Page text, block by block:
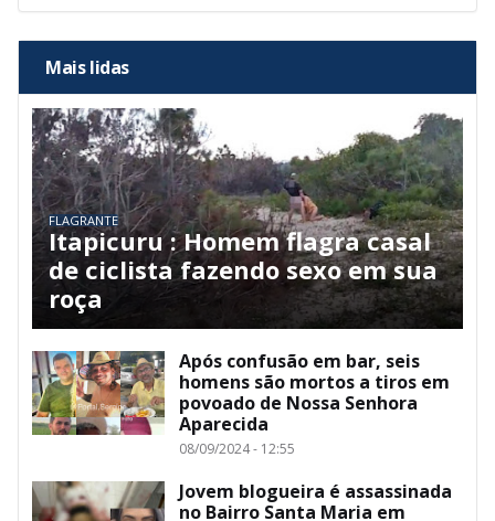
Mais lidas
FLAGRANTE
Itapicuru : Homem flagra casal
de ciclista fazendo sexo em sua
roça
Após confusão em bar, seis
homens são mortos a tiros em
povoado de Nossa Senhora
Aparecida
08/09/2024 - 12:55
Jovem blogueira é assassinada
no Bairro Santa Maria em